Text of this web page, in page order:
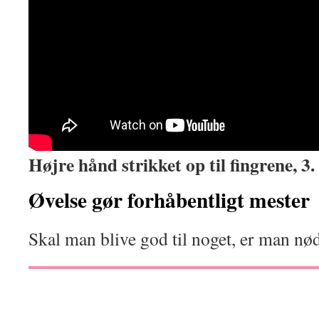
Højre hånd strikket op til fingrene,
Øvelse gør forhåbentligt mester
Skal man blive god til noget, er man